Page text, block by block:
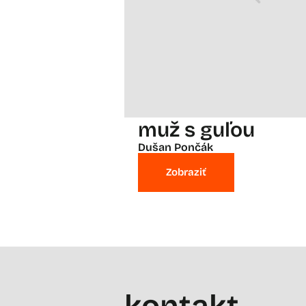
muž s guľou
Dušan Pončák
Zobraziť